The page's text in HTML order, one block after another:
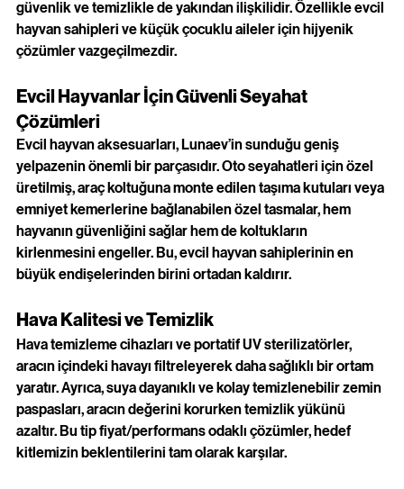
güvenlik ve temizlikle de yakından ilişkilidir. Özellikle evcil
hayvan sahipleri ve küçük çocuklu aileler için hijyenik
çözümler vazgeçilmezdir.
Evcil Hayvanlar İçin Güvenli Seyahat
Çözümleri
Evcil hayvan aksesuarları, Lunaev’in sunduğu geniş
yelpazenin önemli bir parçasıdır. Oto seyahatleri için özel
üretilmiş, araç koltuğuna monte edilen taşıma kutuları veya
emniyet kemerlerine bağlanabilen özel tasmalar, hem
hayvanın güvenliğini sağlar hem de koltukların
kirlenmesini engeller. Bu, evcil hayvan sahiplerinin en
büyük endişelerinden birini ortadan kaldırır.
Hava Kalitesi ve Temizlik
Hava temizleme cihazları ve portatif UV sterilizatörler,
aracın içindeki havayı filtreleyerek daha sağlıklı bir ortam
yaratır. Ayrıca, suya dayanıklı ve kolay temizlenebilir zemin
paspasları, aracın değerini korurken temizlik yükünü
azaltır. Bu tip fiyat/performans odaklı çözümler, hedef
kitlemizin beklentilerini tam olarak karşılar.